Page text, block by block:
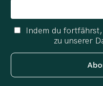
Indem du
zu unserer